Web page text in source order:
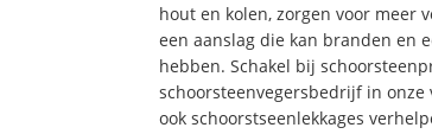
hout en kolen, zorgen voor meer
een aanslag die kan branden en
hebben. Schakel bij
schoorsteenvegersbedrijf in
ook schoorstseenlekkages